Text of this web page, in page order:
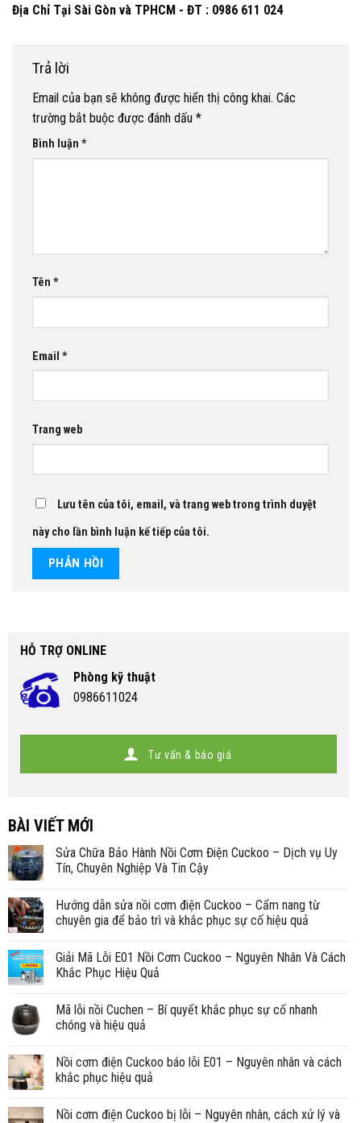
Địa Chỉ Tại Sài Gòn và TPHCM - ĐT : 0986 611 024
Trả lời
Email của bạn sẽ không được hiển thị công khai. Các
trường bắt buộc được đánh dấu *
Bình luận *
Tên *
Email *
Trang web
Lưu tên của tôi, email, và trang web trong trình duyệt
này cho lần bình luận kế tiếp của tôi.
HỖ TRỢ ONLINE
Phòng kỹ thuật
0986611024
Tư vấn & báo giá
BÀI VIẾT MỚI
Sửa Chữa Bảo Hành Nồi Cơm Điện Cuckoo – Dịch vụ Uy
Tín, Chuyên Nghiệp Và Tin Cậy
Hướng dẫn sửa nồi cơm điện Cuckoo – Cẩm nang từ
chuyên gia để bảo trì và khắc phục sự cố hiệu quả
Giải Mã Lỗi E01 Nồi Cơm Cuckoo – Nguyên Nhân Và Cách
Khắc Phục Hiệu Quả
Mã lỗi nồi Cuchen – Bí quyết khắc phục sự cố nhanh
chóng và hiệu quả
Nồi cơm điện Cuckoo báo lỗi E01 – Nguyên nhân và cách
khắc phục hiệu quả
Nồi cơm điện Cuckoo bị lỗi – Nguyên nhân, cách xử lý và